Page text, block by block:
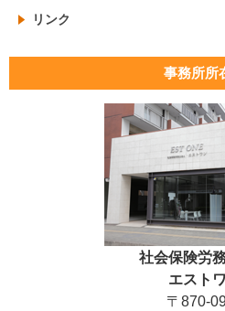
リンク
事務所所
社会保険労
エスト
〒870-